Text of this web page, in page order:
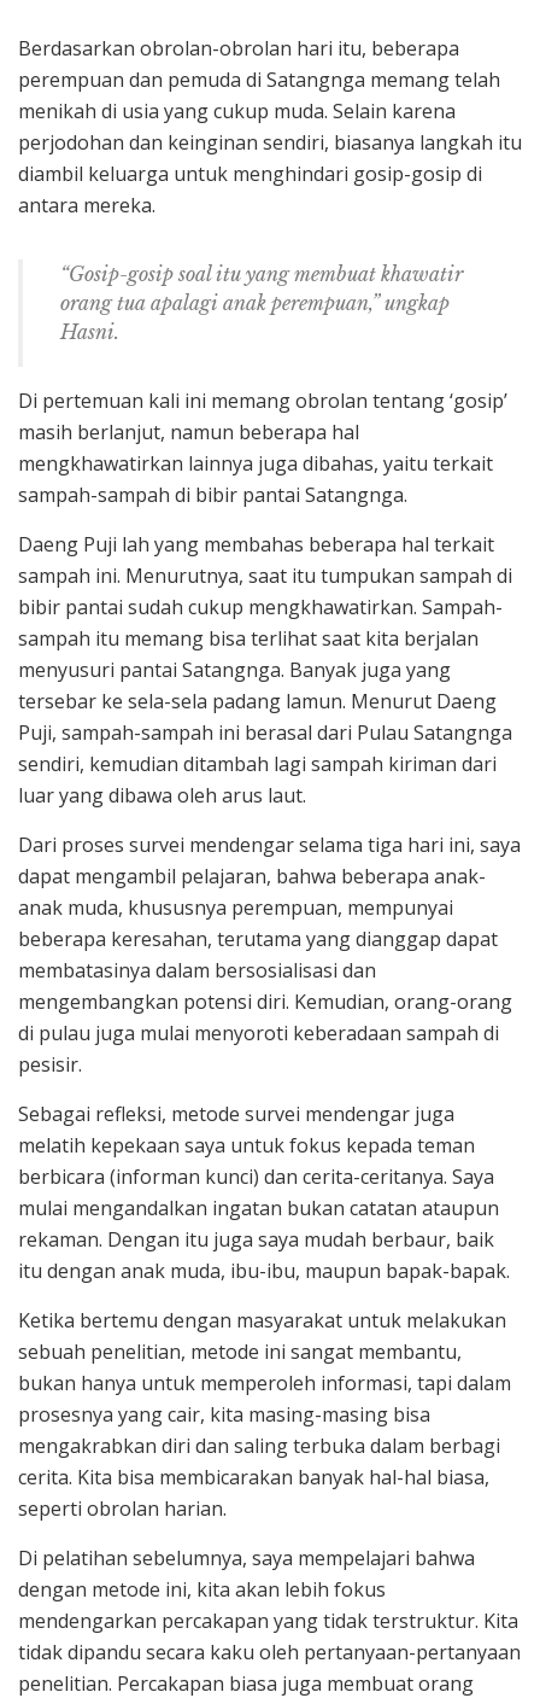
Berdasarkan obrolan-obrolan hari itu, beberapa
perempuan dan pemuda di Satangnga memang telah
menikah di usia yang cukup muda. Selain karena
perjodohan dan keinginan sendiri, biasanya langkah itu
diambil keluarga untuk menghindari gosip-gosip di
antara mereka.
“Gosip-gosip soal itu yang membuat khawatir
orang tua apalagi anak perempuan,”ungkap
Hasni.
Di pertemuan kali ini memang obrolan tentang ‘gosip’
masih berlanjut, namun beberapa hal
mengkhawatirkan lainnya juga dibahas, yaitu terkait
sampah-sampah di bibir pantai Satangnga.
Daeng Puji lah yang membahas beberapa hal terkait
sampah ini. Menurutnya, saat itu tumpukan sampah di
bibir pantai sudah cukup mengkhawatirkan. Sampah-
sampah itu memang bisa terlihat saat kita berjalan
menyusuri pantai Satangnga. Banyak juga yang
tersebar ke sela-sela padang lamun. Menurut Daeng
Puji, sampah-sampah ini berasal dari Pulau Satangnga
sendiri, kemudian ditambah lagi sampah kiriman dari
luar yang dibawa oleh arus laut.
Dari proses survei mendengar selama tiga hari ini, saya
dapat mengambil pelajaran, bahwa beberapa anak-
anak muda, khususnya perempuan, mempunyai
beberapa keresahan, terutama yang dianggap dapat
membatasinya dalam bersosialisasi dan
mengembangkan potensi diri. Kemudian, orang-orang
di pulau juga mulai menyoroti keberadaan sampah di
pesisir.
Sebagai refleksi, metode survei mendengar juga
melatih kepekaan saya untuk fokus kepada teman
berbicara (informan kunci) dan cerita-ceritanya. Saya
mulai mengandalkan ingatan bukan catatan ataupun
rekaman. Dengan itu juga saya mudah berbaur, baik
itu dengan anak muda, ibu-ibu, maupun bapak-bapak.
Ketika bertemu dengan masyarakat untuk melakukan
sebuah penelitian, metode ini sangat membantu,
bukan hanya untuk memperoleh informasi, tapi dalam
prosesnya yang cair, kita masing-masing bisa
mengakrabkan diri dan saling terbuka dalam berbagi
cerita. Kita bisa membicarakan banyak hal-hal biasa,
seperti obrolan harian.
Di pelatihan sebelumnya, saya mempelajari bahwa
dengan metode ini, kita akan lebih fokus
mendengarkan percakapan yang tidak terstruktur. Kita
tidak dipandu secara kaku oleh pertanyaan-pertanyaan
penelitian. Percakapan biasa juga membuat orang